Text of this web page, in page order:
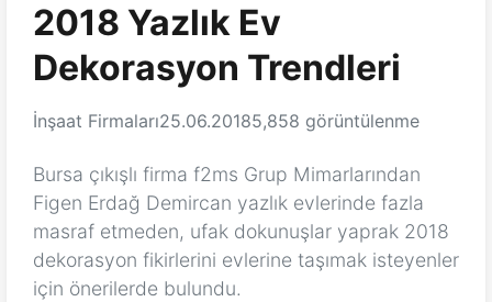
2018 Yazlık Ev
Dekorasyon Trendleri
İnşaat Firmaları25.06.20185,858 görüntülenme
Bursa çıkışlı firma f2ms Grup Mimarlarından
Figen Erdağ Demircan yazlık evlerinde fazla
masraf etmeden, ufak dokunuşlar yaprak 2018
dekorasyon fikirlerini evlerine taşımak isteyenler
için önerilerde bulundu.